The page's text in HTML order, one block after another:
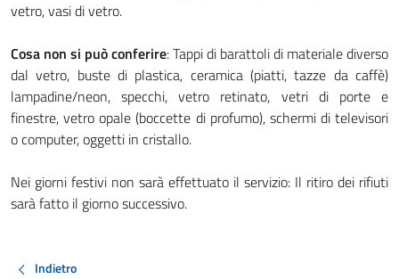
vetro, vasi di vetro.
Cosa non si può conferire: Tappi di barattoli di materiale diverso
dal vetro, buste di plastica, ceramica (piatti, tazze da caffè)
lampadine/neon, specchi, vetro retinato, vetri di porte e
finestre, vetro opale (boccette di profumo), schermi di televisori
o computer, oggetti in cristallo.
Nei giorni festivi non sarà effettuato il servizio: Il ritiro dei rifiuti
sarà fatto il giorno successivo.
Indietro